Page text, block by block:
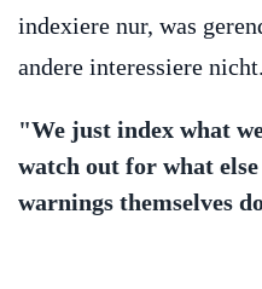
indexiere nur, was
andere interessiere nicht.
"We just index what
watch out for what
warnings themselves